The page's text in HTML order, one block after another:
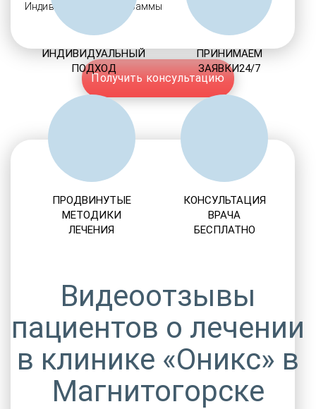
Индивидуальные программы
Получить консультацию
ИНДИВИДУАЛЬНЫЙ
ПОДХОД
ПРИНИМАЕМ
ЗАЯВКИ24/7
ПРОДВИНУТЫЕ
МЕТОДИКИ
ЛЕЧЕНИЯ
КОНСУЛЬТАЦИЯ
ВРАЧА
БЕСПЛАТНО
Видеоотзывы
пациентов о лечении
в клинике «Оникс» в
Магнитогорске